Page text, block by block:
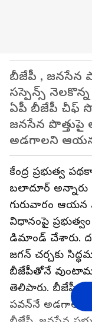
బీజేపీ , జనసేన
సస్పెన్స్
ఏపీ బీజేపీ చీఫ్
జనసేన
అడగాలని
కేంద్ర ప్రభుత్వ
బలాదూర్ అన్నారు
గురువారం ఆయన
విధానంపై
డిమాండ్ చేశారు.
జగన్ చర్చకు
బీజేపీతోనే
తెలిపారు. బీజేపీ,
పవన్‌నే అడగాలని